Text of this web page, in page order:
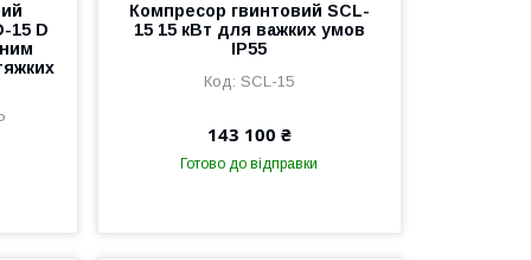
15 D
Компресор гвинтовий SCL-
15 15 кВт для важких умов
IP55
SCL-15
143 100 ₴
Готово до відправки